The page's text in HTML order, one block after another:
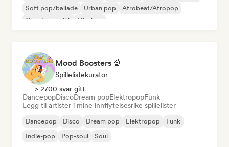
Soft pop/ballade
Urban pop
Afrobeat/Afropop
Countrymusikk
Hip-hop
Mood Boosters 🌈
Spillelistekurator
> 2700 svar gitt
DancepopDiscoDream popElektropopFunk
Legg til artister i mine innflytelsesrike spillelister
Dancepop Disco Dream pop Elektropop
Funk
Indie-pop
Pop-soul Soul